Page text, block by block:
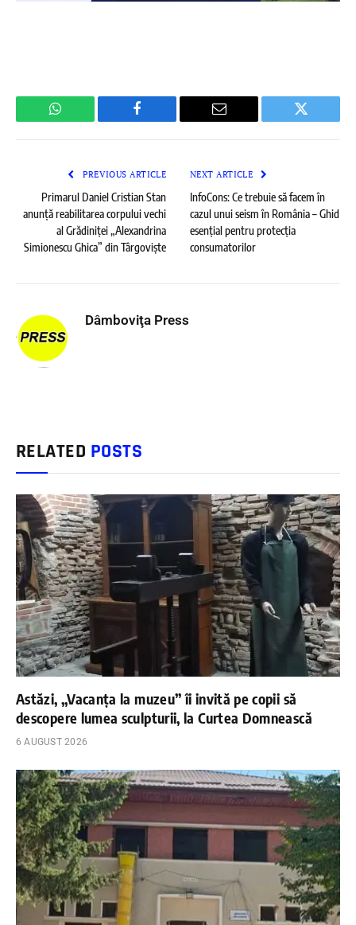
WhatsApp Facebook Email Twitter
PREVIOUS ARTICLE
Primarul Daniel Cristian Stan
anunță reabilitarea corpului vechi
al Grădiniței „Alexandrina
Simionescu Ghica” din Târgoviște
NEXT ARTICLE
InfoCons: Ce trebuie să facem în
cazul unui seism în România – Ghid
esențial pentru protecția
consumatorilor
Dâmboviţa Press
RELATED POSTS
Astăzi, „Vacanța la muzeu” îi invită pe copii să
descopere lumea sculpturii, la Curtea Domnească
6 AUGUST 2026